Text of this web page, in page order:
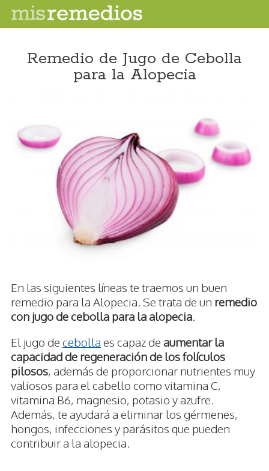
Remedio de Jugo de Cebolla
para la Alopecia
En las siguientes líneas te traemos un buen
remedio para la Alopecia. Se trata de un remedio
con jugo de cebolla para la alopecia
El jugo de cebolla es capaz de aumentar la
capacidad de regeneración de los folículos
pilosos, además de proporcionar nutrientes muy
valiosos para el cabello como vitamina C,
vitamina B6, magnesio, potasio y azufre.
Además, te ayudará a eliminar los gérmenes,
hongos, infecciones y parásitos que pueden
contribuir a la alopecia.